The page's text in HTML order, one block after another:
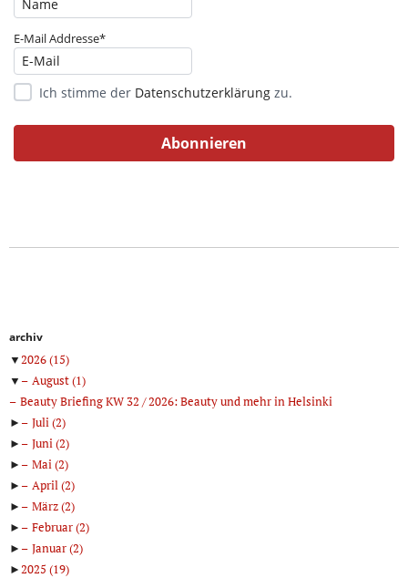
E-Mail Addresse*
Ich stimme der Datenschutzerklärung zu.
archiv
▼ 2026(15)
▼
August(1)
Beauty Briefing KW 32 / 2026: Beauty und mehr in Helsinki
►
Juli (2)
►
Juni (2)
►
Mai (2)
►
April (2)
►
März(2)
►
Februar(2)
►
Januar(2)
► 2025 (19)